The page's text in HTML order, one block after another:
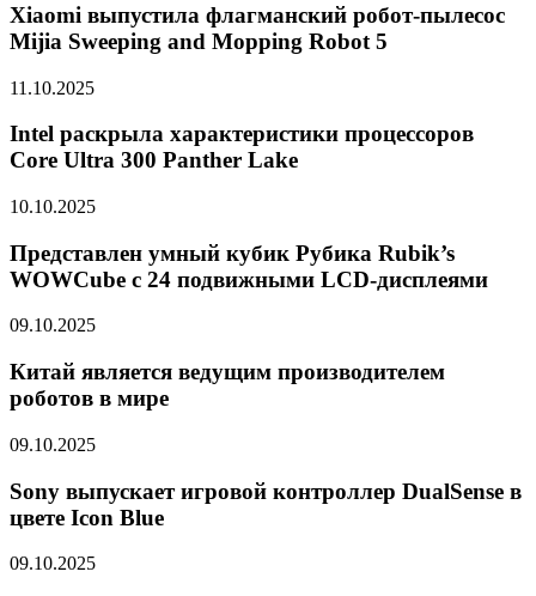
Xiaomi выпустила флагманский робот-пылесос
Mijia Sweeping and Mopping Robot 5
11.10.2025
Intel раскрыла характеристики процессоров
Core Ultra 300 Panther Lake
10.10.2025
Представлен умный кубик Рубика Rubik’s
WOWCube с 24 подвижными LCD-дисплеями
09.10.2025
Китай является ведущим производителем
роботов в мире
09.10.2025
Sony выпускает игровой контроллер DualSense в
цвете Icon Blue
09.10.2025